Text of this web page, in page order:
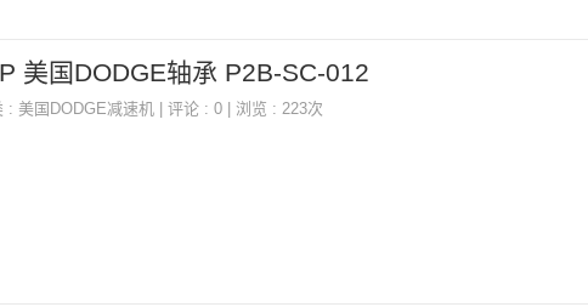
美国DODGE轴承 P2B-SC-012
: 美国DODGE减速机 | 评论 : 0 | 浏览 : 223次